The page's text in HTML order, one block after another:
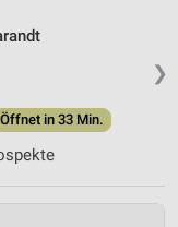
❯
Öffnet in 33 Min.